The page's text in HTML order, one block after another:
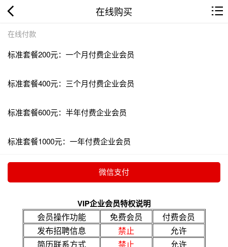
在线购买
在线付款
标准套餐200元：一个月付费企业会员
标准套餐400元：三个月付费企业会员
标准套餐600元：半年付费企业会员
标准套餐1000元：一年付费企业会员
VIP企业会员特权说明
会员操作功能 免费会员
付费会员
发布招聘信息
禁止
允许
简历联系方式
禁止
允许